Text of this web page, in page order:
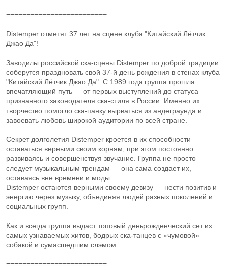
=========================
Distemper отметят 37 лет на сцене клуба "Китайский Лётчик
Джао Да"!
Заводилы российской ска‑сцены Distemper по доброй традиции
соберутся праздновать свой 37-й день рождения в стенах клуба
"Китайский Лётчик Джао Да". С 1989 года группа прошла
впечатляющий путь — от первых выступлений до статуса
признанного законодателя ска‑стиля в России. Именно их
творчество помогло ска‑панку вырваться из андеграунда и
завоевать любовь широкой аудитории по всей стране.
Секрет долголетия Distemper кроется в их способности
оставаться верными своим корням, при этом постоянно
развиваясь и совершенствуя звучание. Группа не просто
следует музыкальным трендам — она сама создает их,
оставаясь вне времени и моды.
Distemper остаются верными своему девизу — нести позитив и
энергию через музыку, объединяя людей разных поколений и
социальных групп.
Как и всегда группа выдаст топовый деньрожденческий сет из
самых узнаваемых хитов, бодрых ска-танцев с «чумовой»
собакой и сумасшедшим слэмом.
=========================